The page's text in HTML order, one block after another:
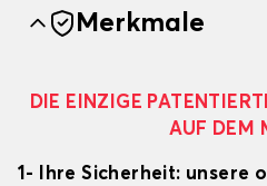
Merkmale
DIE EINZIGE
AUF DEM
1- Ihre Sicherheit: unsere